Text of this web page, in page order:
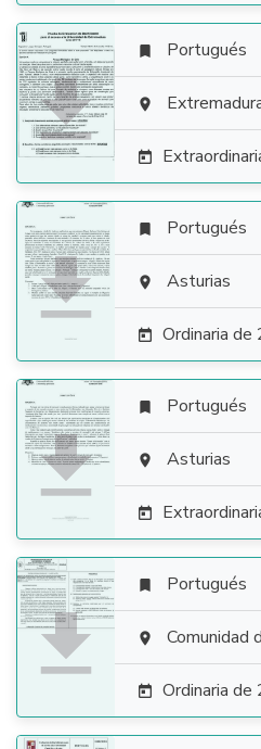

 Portugués



 Portugués
 Asturias
 Ordinaria de

 Portugués
 Asturias


 Portugués
 Comunidad
 Ordinaria de